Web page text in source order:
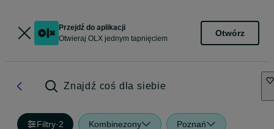
Przejdź do aplikacji
Otwieraj OLX jednym tapnięciem
Otwórz
Znajdź coś dla siebie
Filtry·2 Kombinezony Poznań